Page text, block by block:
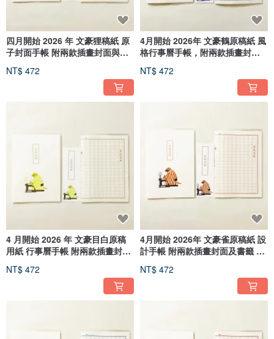
四月開始 2026 年 文豪狸稿紙 原
子封面手帳 附兩款插畫封面與書
筆 狸 動物
NT$ 472
4月開始 2026年 文豪鶴原稿紙 風
格行事曆手帳，附兩款插畫封面
年、十二生肖、文豪、鋼筆、鳥
NT$ 472
4 月開始 2026 年 文豪目白原稿
用紙 行事曆手帳 附兩款插畫封面
鋼筆 鳥 動物
NT$ 472
4月開始 2026年 文豪雀原稿紙 設
計手帳 附兩款插畫封面及書籤 B6
動物
NT$ 472